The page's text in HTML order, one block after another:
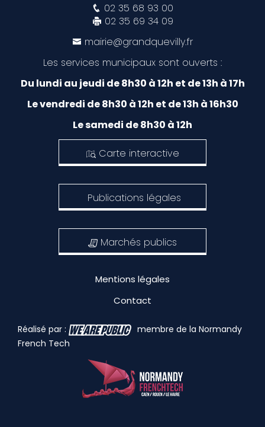
02 35 68 93 00
02 35 69 34 09
mairie@grandquevilly.fr
Les services municipaux sont ouverts :
Du lundi au jeudi de 8h30 à 12h et de 13h à 17h
Le vendredi de 8h30 à 12h et de 13h à 16h30
Le samedi de 8h30 à 12h
Carte interactive
Publications légales
Marchés publics
Mentions légales
Contact
Réalisé par :
membre de la Normandy
French Tech